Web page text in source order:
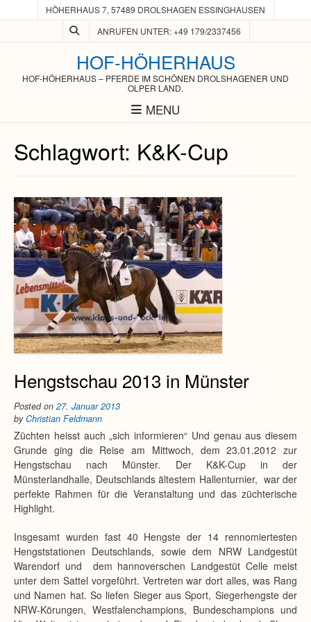
HÖHERHAUS 7, 57489 DROLSHAGEN ESSINGHAUSEN
ANRUFEN UNTER: +49 179/2337456
HOF-HÖHERHAUS
HOF-HÖHERHAUS – PFERDE IM SCHÖNEN DROLSHAGENER UND
OLPER LAND.
MENU
Schlagwort: K&K-Cup
Hengstschau 2013 in Münster
Posted on 27. Januar 2013
byChristian Feldmann
Züchten heisst auch „sich informieren“ Und genau aus diesem
Grunde ging die Reise am Mittwoch, dem 23.01.2012 zur
Hengstschau nach Münster. Der K&K-Cup in der
Münsterlandhalle, Deutschlands ältestem Hallenturnier, war der
perfekte Rahmen für die Veranstaltung und das züchterische
Highlight.
Insgesamt wurden fast 40 Hengste der 14 rennomiertesten
Hengststationen Deutschlands, sowie dem NRW Landgestüt
Warendorf und dem hannoverschen Landgestüt Celle meist
unter dem Sattel vorgeführt. Vertreten war dort alles, was Rang
und Namen hat. So liefen Sieger aus Sport, Siegerhengste der
NRW-Körungen, Westfalenchampions, Bundeschampions und